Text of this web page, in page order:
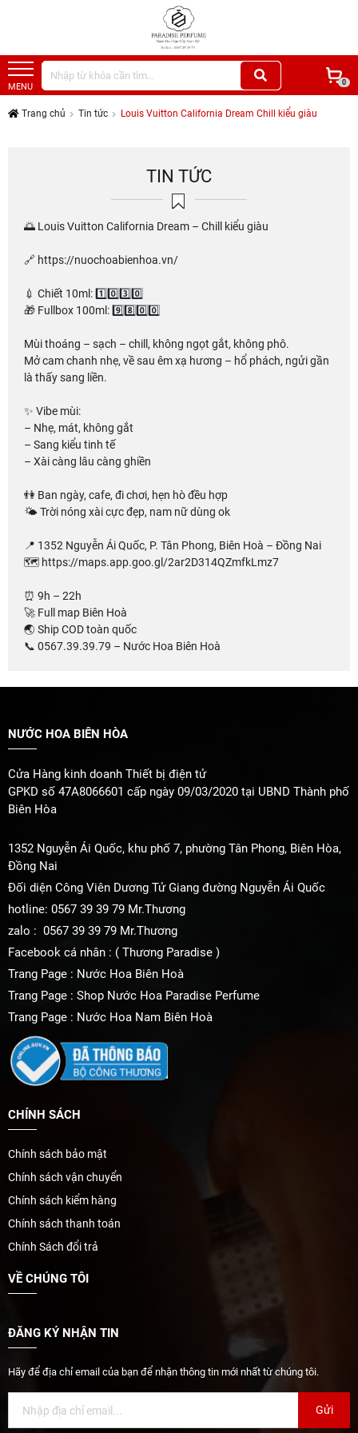
MENU 0
Trang chủ Tin tức Louis Vuitton California Dream Chill kiểu giàu
TIN TỨC
🌅 Louis Vuitton California Dream – Chill kiểu giàu
🔗 https://nuochoabienhoa.vn/
💉 Chiết 10ml: 1️⃣0️⃣3️⃣0️⃣
🎁 Fullbox 100ml: 9️⃣8️⃣0️⃣0️⃣
Mùi thoáng – sạch – chill, không ngọt gắt, không phô.
Mở cam chanh nhẹ, về sau êm xạ hương – hổ phách, ngửi gần
là thấy sang liền.
✨ Vibe mùi:
– Nhẹ, mát, không gắt
– Sang kiểu tinh tế
– Xài càng lâu càng ghiền
👫 Ban ngày, cafe, đi chơi, hẹn hò đều hợp
🌤 Trời nóng xài cực đẹp, nam nữ dùng ok
📍 1352 Nguyễn Ái Quốc, P. Tân Phong, Biên Hoà – Đồng Nai
🗺️ https://maps.app.goo.gl/2ar2D314QZmfkLmz7
⏰ 9h – 22h
🚀 Full map Biên Hoà
🌏 Ship COD toàn quốc
📞 0567.39.39.79 – Nước Hoa Biên Hoà
NƯỚC HOA BIÊN HÒA
Cửa Hàng kinh doanh Thiết bị điện tử
GPKD số 47A8066601 cấp ngày 09/03/2020 tại UBND Thành phố
Biên Hòa
1352 Nguyễn Ái Quốc, khu phố 7, phường Tân Phong, Biên Hòa,
Đồng Nai
Đối diện Công Viên Dương Tử Giang đường Nguyễn Ái Quốc
hotline: 0567 39 39 79 Mr.Thương
zalo : 0567 39 39 79 Mr.Thương
Facebook cá nhân : ( Thương Paradise )
Trang Page : Nước Hoa Biên Hoà
Trang Page : Shop Nước Hoa Paradise Perfume
Trang Page : Nước Hoa Nam Biên Hoà
CHÍNH SÁCH
Chính sách bảo mật
Chính sách vận chuyển
Chính sách kiểm hàng
Chính sách thanh toán
Chính Sách đổi trả
VỀ CHÚNG TÔI
ĐĂNG KÝ NHẬN TIN
Hãy để địa chỉ email của bạn để nhận thông tin mới nhất từ chúng tôi.
Gửi